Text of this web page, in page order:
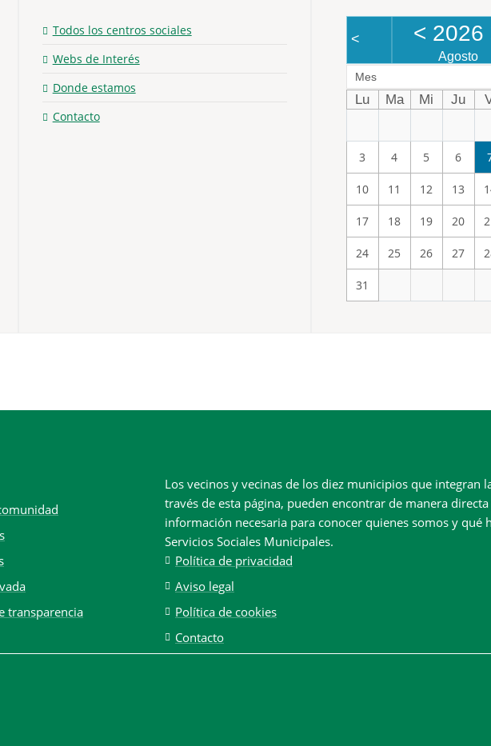
Todos los centros sociales
Webs de Interés
Donde estamos
Contacto
< < 2026
Agosto
Mes
Lu Ma Mi Ju
3 4 5 6
10 11 12 13
17 18 19 20
24 25 26 27
31
transparencia
Los vecinos y vecinas de los diez municipios que integran
través de esta página, pueden encontrar de manera
información necesaria para conocer quienes somos y qué
Servicios Sociales Municipales.
Política de privacidad
Aviso legal
Política de cookies
Contacto